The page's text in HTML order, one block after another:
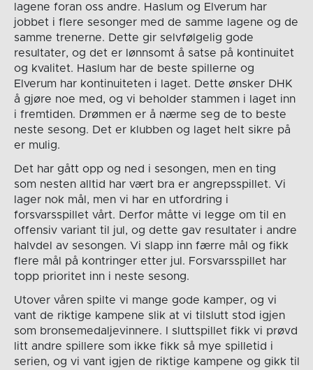
lagene foran oss andre. Haslum og Elverum har
jobbet i flere sesonger med de samme lagene og de
samme trenerne. Dette gir selvfølgelig gode
resultater, og det er lønnsomt å satse på kontinuitet
og kvalitet. Haslum har de beste spillerne og
Elverum har kontinuiteten i laget. Dette ønsker DHK
å gjøre noe med, og vi beholder stammen i laget inn
i fremtiden. Drømmen er å nærme seg de to beste
neste sesong. Det er klubben og laget helt sikre på
er mulig.
Det har gått opp og ned i sesongen, men en ting
som nesten alltid har vært bra er angrepsspillet. Vi
lager nok mål, men vi har en utfordring i
forsvarsspillet vårt. Derfor måtte vi legge om til en
offensiv variant til jul, og dette gav resultater i andre
halvdel av sesongen. Vi slapp inn færre mål og fikk
flere mål på kontringer etter jul. Forsvarsspillet har
topp prioritet inn i neste sesong.
Utover våren spilte vi mange gode kamper, og vi
vant de riktige kampene slik at vi tilslutt stod igjen
som bronsemedaljevinnere. I sluttspillet fikk vi prøvd
litt andre spillere som ikke fikk så mye spilletid i
serien, og vi vant igjen de riktige kampene og gikk til